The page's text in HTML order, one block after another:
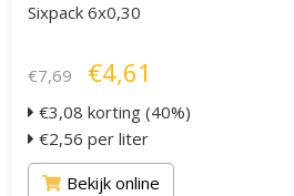
Sixpack 6x0,30
€7,69 €4,61
€3,08 korting (40%)
€2,56 per liter
Bekijk online